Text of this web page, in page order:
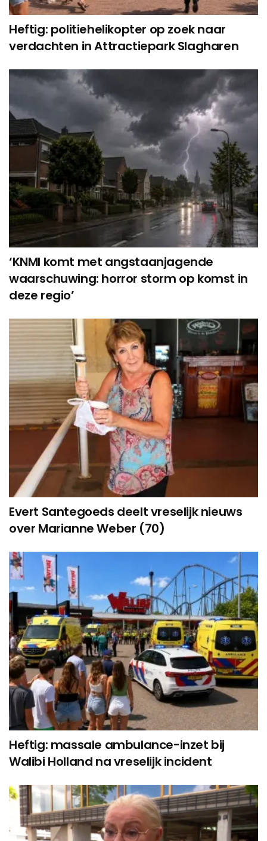
Heftig: politiehelikopter op zoek naar
verdachten in Attractiepark Slagharen
‘KNMI komt met angstaanjagende
waarschuwing: horror storm op komst in
deze regio’
Evert Santegoeds deelt vreselijk nieuws
over Marianne Weber (70)
Heftig: massale ambulance-inzet bij
Walibi Holland na vreselijk incident